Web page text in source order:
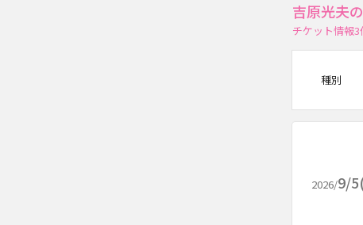
吉原光夫
チケット情報3
種別
2026/9/